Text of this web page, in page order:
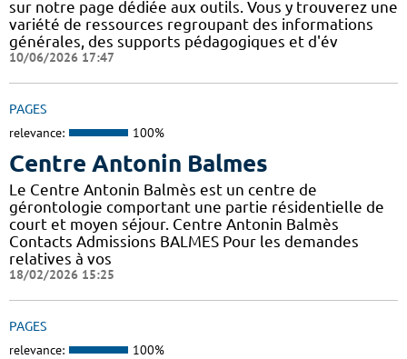
sur notre page dédiée aux outils. Vous y trouverez une
variété de ressources regroupant des informations
générales, des supports pédagogiques et d'év
10/06/2026 17:47
PAGES
relevance: 100%
Centre Antonin Balmes
Le Centre Antonin Balmès est un centre de
gérontologie comportant une partie résidentielle de
court et moyen séjour. Centre Antonin Balmès
Contacts Admissions BALMES Pour les demandes
relatives à vos
18/02/2026 15:25
PAGES
relevance: 100%